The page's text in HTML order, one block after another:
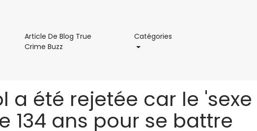
Article De Blog True
Crime BuzzArticle
Buzz
Catégories
a été rejetée car le 'sexe
134 ans pour se battre